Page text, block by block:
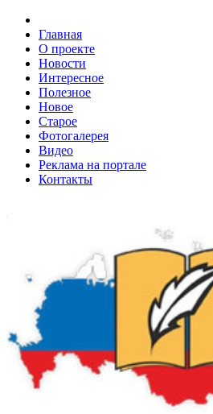
Главная
О проекте
Новости
Интересное
Полезное
Новое
Старое
Фотогалерея
Видео
Реклама на портале
Контакты